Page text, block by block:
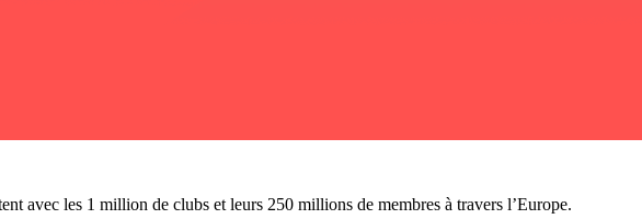
avec les 1 million de clubs et leurs 250 millions de membres à travers l’Europe.